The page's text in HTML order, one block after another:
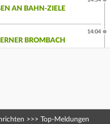
AN BAHN-ZIELE
BROMBACH
14:04
>>> Top-Meldungen